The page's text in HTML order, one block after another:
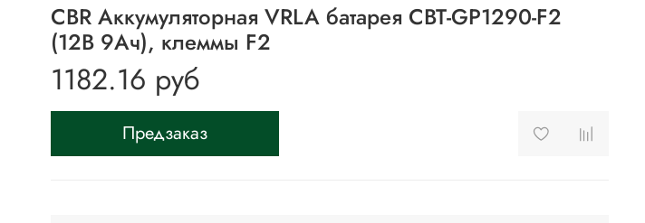
CBR Аккумуляторная VRLA батарея CBT-GP1290-F2
(12В 9Ач), клеммы F2
1182.16 руб
Предзаказ